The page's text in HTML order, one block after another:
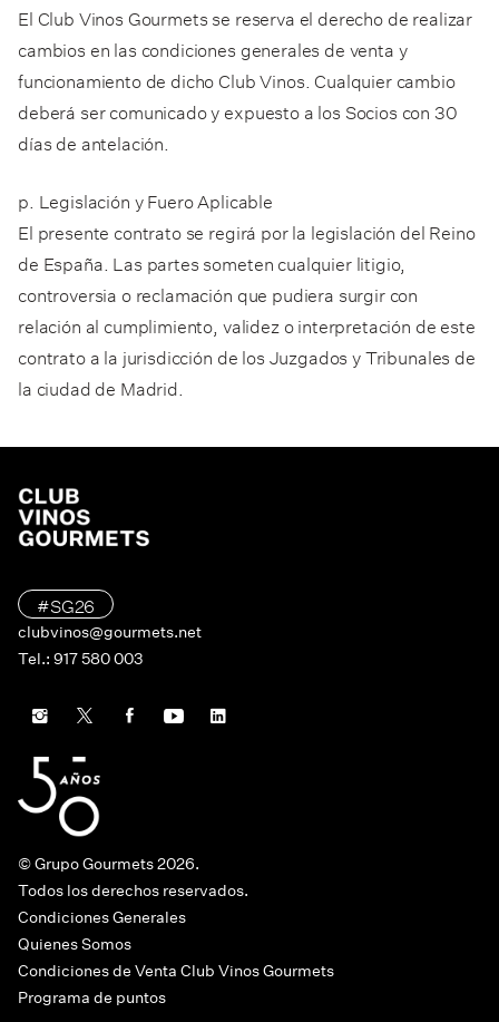
El Club Vinos Gourmets se reserva el derecho de realizar
cambios en las condiciones generales de venta y
funcionamiento de dicho Club Vinos. Cualquier cambio
deberá ser comunicado y expuesto a los Socios con 30
días de antelación.
p. Legislación y Fuero Aplicable
El presente contrato se regirá por la legislación del Reino
de España. Las partes someten cualquier litigio,
controversia o reclamación que pudiera surgir con
relación al cumplimiento, validez o interpretación de este
contrato a la jurisdicción de los Juzgados y Tribunales de
la ciudad de Madrid.
#SG26
clubvinos@gourmets.net
Tel.: 917 580 003
© Grupo Gourmets 2026.
Todos los derechos reservados.
Condiciones Generales
Quienes Somos
Condiciones de Venta Club Vinos Gourmets
Programa de puntos